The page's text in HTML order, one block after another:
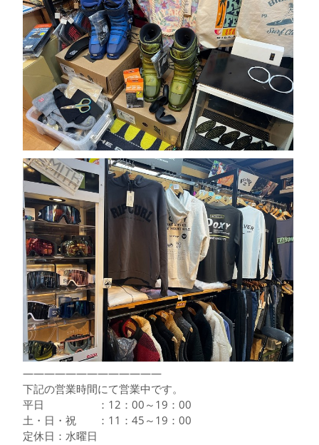
—————————————
下記の営業時間にて営業中です。
平日 ：12：00～19：00
土・日・祝 ：11：45～19：00
定休日：水曜日